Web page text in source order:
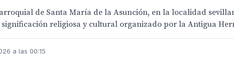
de Santa María de la Asunción, en la localidad
religiosa y cultural organizado por la Antigua
a las 00:15